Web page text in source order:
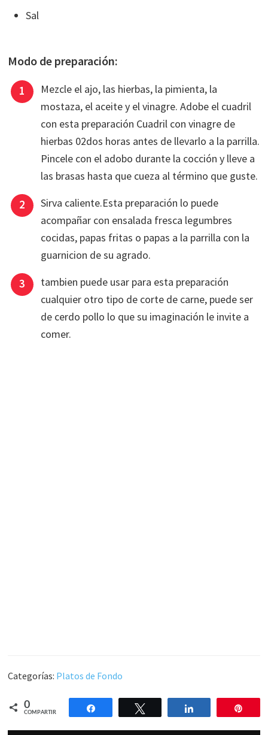
Sal
Modo de preparación:
Mezcle el ajo, las hierbas, la pimienta, la
mostaza, el aceite y el vinagre. Adobe el cuadril
con esta preparación Cuadril con vinagre de
hierbas 02dos horas antes de llevarlo a la parrilla.
Pincele con el adobo durante la cocción y lleve a
las brasas hasta que cueza al término que guste.
Sirva caliente.Esta preparación lo puede
acompañar con ensalada fresca legumbres
cocidas, papas fritas o papas a la parrilla con la
guarnicion de su agrado.
tambien puede usar para esta preparación
cualquier otro tipo de corte de carne, puede ser
de cerdo pollo lo que su imaginación le invite a
comer.
Categorías: Platos de Fondo
0
COMPARTIR
Compartir Compartir